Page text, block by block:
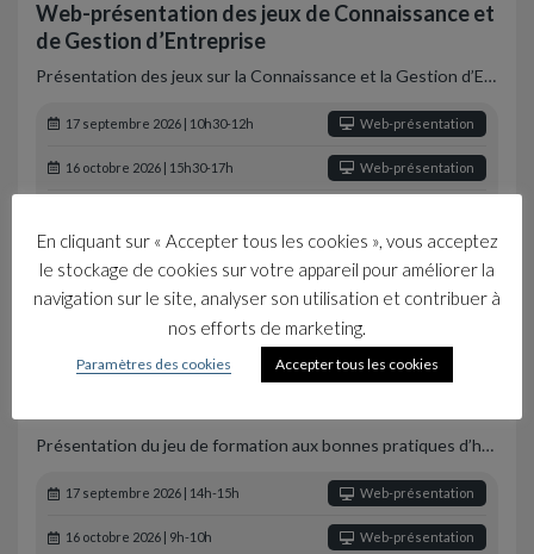
Web-présentation des jeux de Connaissance et
de Gestion d’Entreprise
Présentation des jeux sur la Connaissance et la Gestion d’E…
17 septembre 2026 | 10h30-12h Web-présentation
16 octobre 2026 | 15h30-17h Web-présentation
17 décembre 2026 | 15h30-17h Web-présentation
Hygiène, Sécurité, Développement Durable
Web-présentation du jeu HACCP Industrie et
Présentation du jeu de formation aux bonnes pratiques d’h…
17 septembre 2026 | 14h-15h Web-présentation
16 octobre 2026 | 9h-10h Web-présentation
En cliquant sur « Accepter tous les cookies », vous acceptez
le stockage de cookies sur votre appareil pour améliorer la
navigation sur le site, analyser son utilisation et contribuer à
nos efforts de marketing.
Paramètres des cookies Accepter tous les cookies